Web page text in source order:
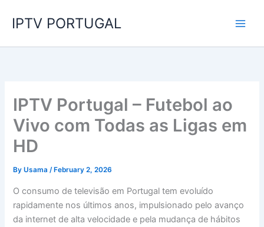
IPTV PORTUGAL
IPTV Portugal – Futebol ao
Vivo com Todas as Ligas em
HD
ByUsama/ February 2, 2026
O consumo de televisão em Portugal tem evoluído
rapidamente nos últimos anos, impulsionado pelo avanço
da internet de alta velocidade e pela mudança de hábitos